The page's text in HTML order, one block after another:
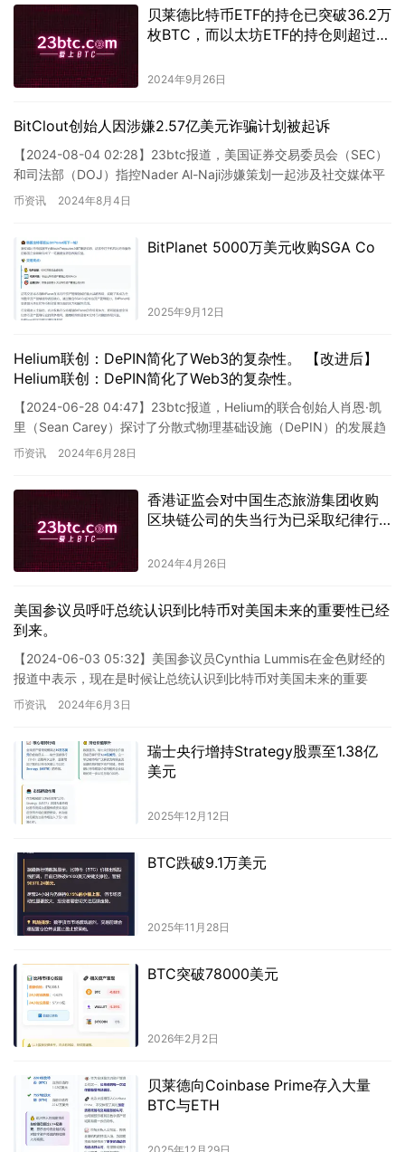
贝莱德比特币ETF的持仓已突破36.2万
枚BTC，而以太坊ETF的持仓则超过
2024年9月26日
BitClout创始人因涉嫌2.57亿美元诈骗计划被起诉
【2024-08-04 02:28】23btc报道，美国证券交易委员会（SEC）
和司法部（DOJ）指控Nader Al-Naji涉嫌策划一起涉及社交媒体平
台BitClout及其原生…
币资讯 2024年8月4日
BitPlanet 5000万美元收购SGA Co
2025年9月12日
Helium联创：DePIN简化了Web3的复杂性。 【改进后】
Helium联创：DePIN简化了Web3的复杂性。
【2024-06-28 04:47】23btc报道，Helium的联合创始人肖恩·凯
里（Sean Carey）探讨了分散式物理基础设施（DePIN）的发展趋
势和挑战。凯里回顾了他与…
币资讯 2024年6月28日
香港证监会对中国生态旅游集团收购
区块链公司的失当行为已采取纪律行
2024年4月26日
美国参议员呼吁总统认识到比特币对美国未来的重要性已经
到来。
【2024-06-03 05:32】美国参议员Cynthia Lummis在金色财经的
报道中表示，现在是时候让总统认识到比特币对美国未来的重要
性。 这个新闻涉及到美国参议员Cynt…
币资讯 2024年6月3日
瑞士央行增持Strategy股票至1.38亿
美元
2025年12月12日
BTC跌破9.1万美元
2025年11月28日
BTC突破78000美元
2026年2月2日
贝莱德向Coinbase Prime存入大量
BTC与ETH